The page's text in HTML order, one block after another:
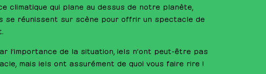
climatique qui plane au dessus de notre planète,
se réunissent sur scène pour offrir un spectacle de
l’importance de la situation, iels n’ont peut-être pas
mais iels ont assurément de quoi vous faire rire !